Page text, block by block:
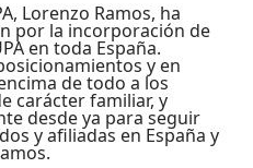
Lorenzo Ramos, ha
por la incorporación de
en toda España.
y en
de todo a los
carácter familiar, y
desde ya para seguir
y afiliadas en España y